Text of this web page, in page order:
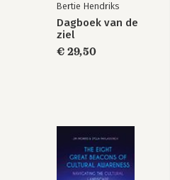
Bertie Hendriks
Dagboek van de
ziel
€ 29,50